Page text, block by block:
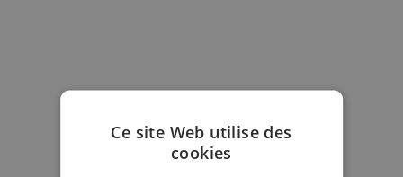
Ce site Web utilise des
cookies